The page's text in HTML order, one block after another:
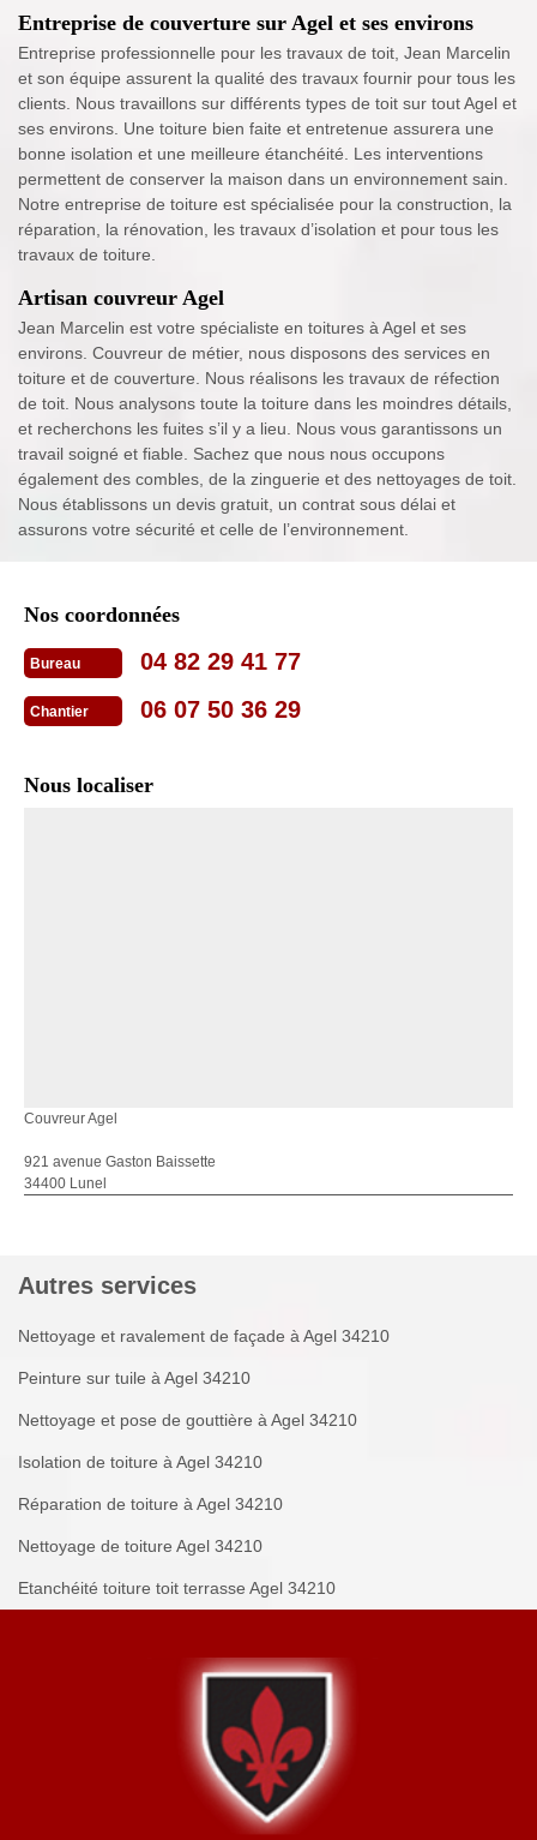
Entreprise de couverture sur Agel et ses environs
Entreprise professionnelle pour les travaux de toit, Jean Marcelin
et son équipe assurent la qualité des travaux fournir pour tous les
clients. Nous travaillons sur différents types de toit sur tout Agel et
ses environs. Une toiture bien faite et entretenue assurera une
bonne isolation et une meilleure étanchéité. Les interventions
permettent de conserver la maison dans un environnement sain.
Notre entreprise de toiture est spécialisée pour la construction, la
réparation, la rénovation, les travaux d’isolation et pour tous les
travaux de toiture.
Artisan couvreur Agel
Jean Marcelin est votre spécialiste en toitures à Agel et ses
environs. Couvreur de métier, nous disposons des services en
toiture et de couverture. Nous réalisons les travaux de réfection
de toit. Nous analysons toute la toiture dans les moindres détails,
et recherchons les fuites s’il y a lieu. Nous vous garantissons un
travail soigné et fiable. Sachez que nous nous occupons
également des combles, de la zinguerie et des nettoyages de toit.
Nous établissons un devis gratuit, un contrat sous délai et
assurons votre sécurité et celle de l’environnement.
Nos coordonnées
Bureau 04 82 29 41 77
Chantier 06 07 50 36 29
Nous localiser
Couvreur Agel
921 avenue Gaston Baissette
34400 Lunel
Autres services
Nettoyage et ravalement de façade à Agel 34210
Peinture sur tuile à Agel 34210
Nettoyage et pose de gouttière à Agel 34210
Isolation de toiture à Agel 34210
Réparation de toiture à Agel 34210
Nettoyage de toiture Agel 34210
Etanchéité toiture toit terrasse Agel 34210